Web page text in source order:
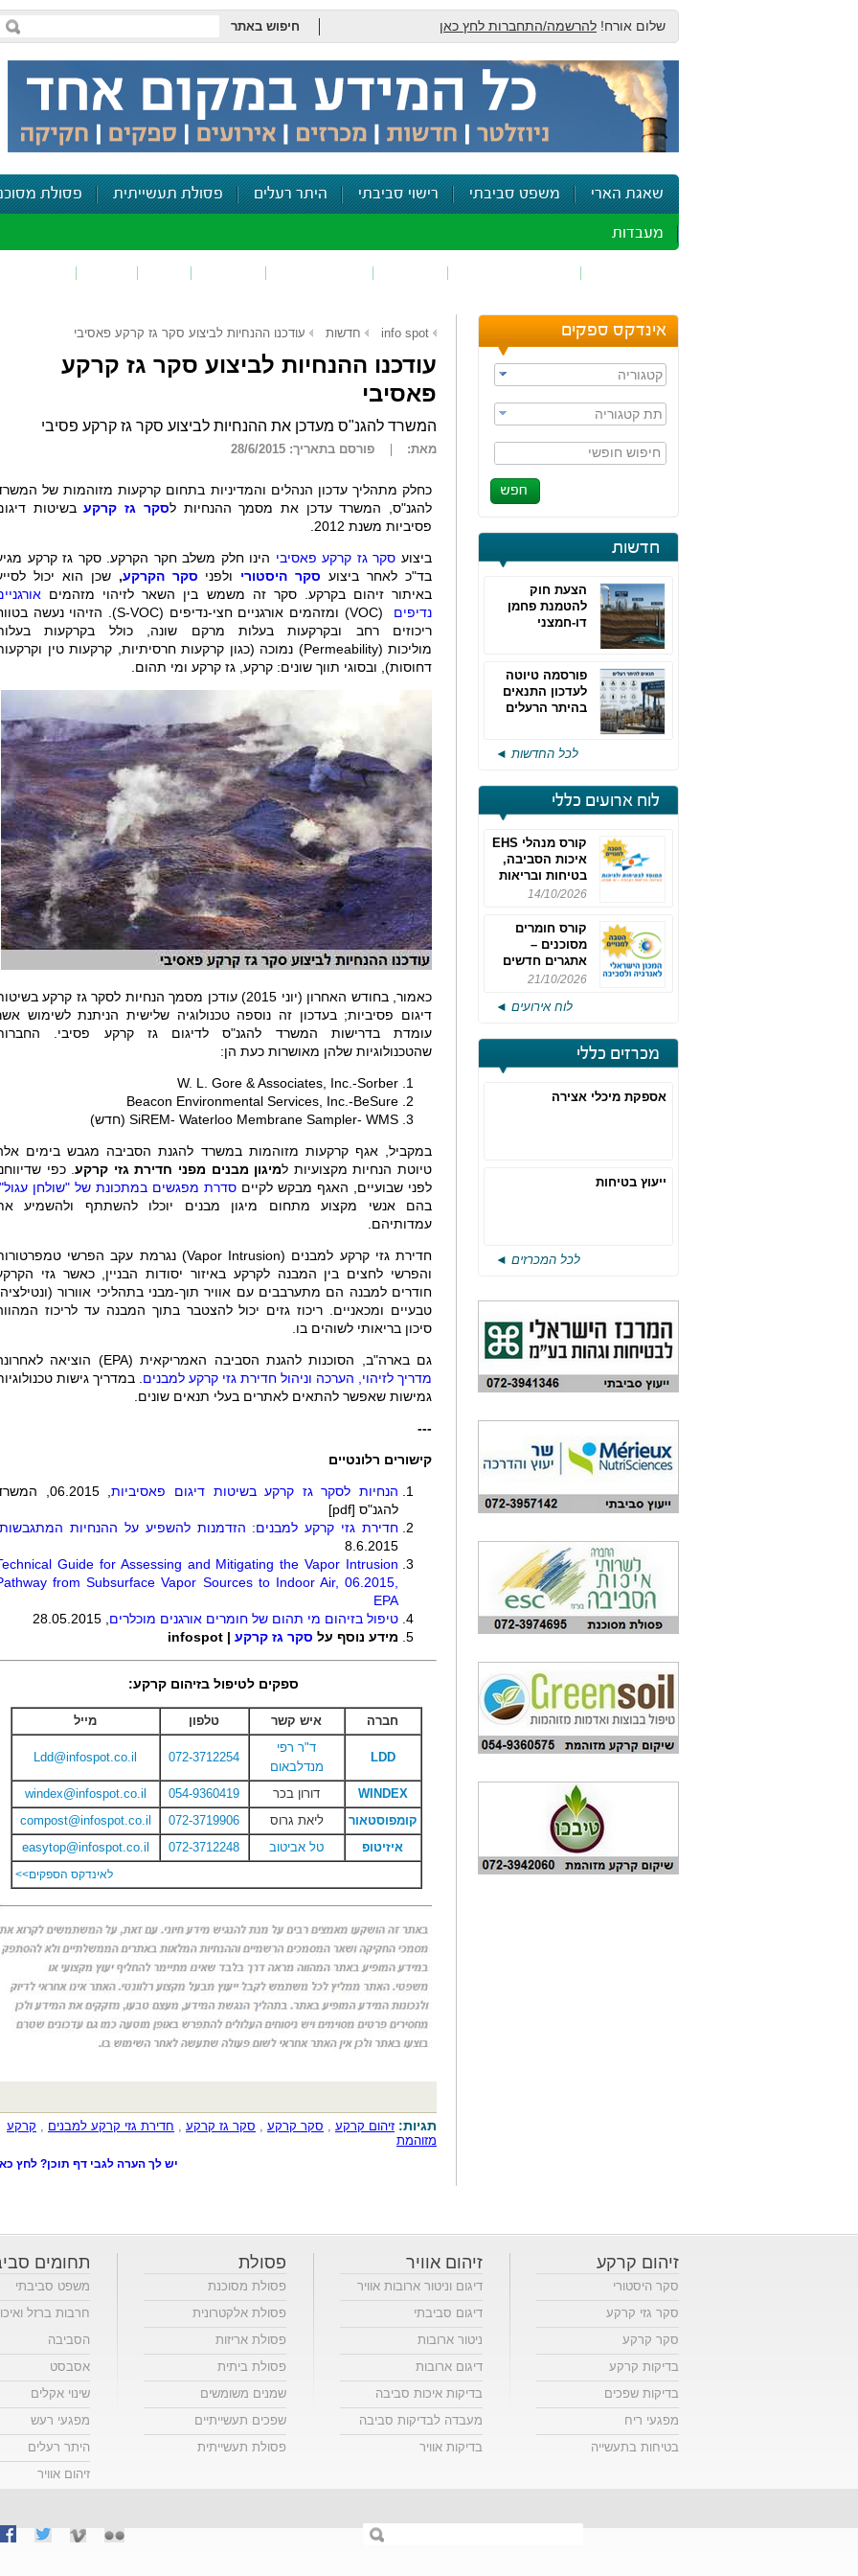
שלום אורח! להרשמה/התחברות לחץ כאן חיפוש באתר
שאגת הארי משפט סביבתי רישוי סביבתי היתר רעלים פסולת תעשייתית פסולת
מעבדות
אינדקס ספקים
קטגוריה
תת קטגוריה
חיפוש חופשי
חדשות
הצעת חוק
להטמנת פחמן
דו-חמצני
פורסמה טיוטה
לעדכון התנאים
בהיתר הרעלים
לכל החדשות ◄
לוח ארועים כללי
קורס מנהלי EHS
איכות הסביבה,
בטיחות ובריאות
תעסוקתית
14/10/2026
קורס חומרים
מסוכנים –
אתגרים חדשים
והערכות לחוק
מחזור 4
21/10/2026
לוח אירועים ◄
מכרזים כללי
אספקת מיכלי אצירה
ייעוץ בטיחות
לכל המכרזים ◄
info spot חדשות עודכנו ההנחיות לביצוע סקר גז קרקע פאסיבי
עודכנו ההנחיות לביצוע סקר גז קרקע
פאסיבי
המשרד להגנ"ס מעדכן את ההנחיות לביצוע סקר גז קרקע פסיבי
מאת: פורסם בתאריך: 28/6/2015
כחלק מתהליך עדכון הנהלים והמדיניות בתחום קרקעות מזוהמות של
להגנ"ס, המשרד עדכן את מסמך ההנחיות לסקר גז קרקעבשיטות
פסיביות משנת 2012.
ביצוע סקר גז קרקע פאסיבי הינו חלק משלב חקר הקרקע. סקר גז קרקע
בד"כ לאחר ביצוע סקר היסטורי ולפני סקר הקרקע, שכן הוא יכול
באיתור זיהום בקרקע. סקר זה משמש בין השאר לזיהוי מזהמים
נדיפים
(VOC) ומזהמים אורגניים חצי-נדיפים (S-VOC) . הזיהוי נעשה
ריכוזים רחב ובקרקעות בעלות מרקם שונה, כולל בקרקעות
מוליכות (Permeability) נמוכה (כגון קרקעות חרסיתיות, קרקעות טין
דחוסות), ובסוגי תווך שונים: קרקע, גז קרקע ומי תהום
כאמור, בחודש האחרון (יוני 2015) עודכן מסמך הנחיות לסקר גז קרקע
דיגום פסיביות; בעדכון זה נוספה טכנולוגיה שלישית הניתנת לשימוש
עומדת בדרישות המשרד להגנ"ס לדיגום גז קרקע פסיבי.
שהטכנולוגיות שלהן מאושרות כעת הן:
W. L. Gore & Associates, Inc.-Sorber
Beacon Environmental Services, Inc.-BeSure
SiREM- Waterloo Membrane Sampler- WMS ( חדש)
במקביל, אגף קרקעות מזוהמות במשרד להגנת הסביבה מגבש בימים
טיוטת הנחיות מקצועיות למיגון מבנים מפני חדירת גזי קרקע. כפי
לפני שבועיים, האגף מבקש לקיים סדרת מפגשים במתכונת של "שולחן עגול"
בהם אנשי מקצוע מתחום מיגון מבנים יוכלו להשתתף ולהשמיע
עמדותיהם
חדירת גזי קרקע למבנים (Vapor Intrusion) נגרמת עקב הפרשי
והפרשי לחצים בין המבנה לקרקע באיזור יסודות הבניין, כאשר גזי
חודרים למבנה הם מתערבבים עם אוויר תוך-מבני בתהליכי אוורור
טבעיים ומכאניים. ריכוז גזים יכול להצטבר בתוך המבנה עד לריכוז
סיכון בריאותי לשוהים בו
גם בארה"ב, הסוכנות להגנת הסביבה האמריקאית (EPA) הוציאה
מדריך לזיהוי, הערכה וניהול חדירת גזי קרקע למבנים . במדריך גישות
גמישות שאפשר להתאים לאתרים בעלי תנאים שונים.
---
קישורים רלונטיים
הנחיות לסקר גז קרקע בשיטות דיגום פאסיביות
, 06.2015,
להגנ"ס [pdf]
חדירת גזי קרקע למבנים: הזדמנות להשפיע על ההנחיות המתגבשות
8.6.2015
Guide for Assessing and Mitigating the Vapor Intrusion
from Subsurface Vapor Sources to Indoor Air, 06.2015,
EPA
טיפול בזיהום מי תהום של חומרים אורגנים מוכלרים
מידע נוסף על סקר גז קרקע | infospot
ספקים לטיפול בזיהום קרקע:
חברה איש קשר טלפון מייל
LDD
ד"ר רפי
מנדלבאום
072-3712254
Ldd@infospot.co.il
WINDEX דורון בכר 054-9360419
windex@infospot.co.il
קומפוסטאור
ליאת גרוס 072-3719906
compost@infospot.co.il
איזיטופ
טל אביטוב 072-3712248
easytop@infospot.co.il
לאינדקס הספקים>>
תגיות: זיהום קרקע , סקר קרקע , סקר גז קרקע , חדירת גזי קרקע למבנים , קרקע
מזוהמת
יש לך הערה לגבי דף תוכן? לחץ
זיהום קרקע
סקר היסטורי
סקר גזי קרקע
סקר קרקע
בדיקות קרקע
בדיקות שפכים
מפגעי ריח
בטיחות בתעשייה
זיהום אוויר
דיגום וניטור ארובות אוויר
דיגום סביבתי
ניטור ארובות
דיגום ארובות
בדיקות איכות סביבה
מעבדה לבדיקות סביבה
בדיקות אוויר
פסולת
פסולת מסוכנת
פסולת אלקטרונית
פסולת אריזות
פסולת ביתית
שמנים משומשים
שפכים תעשייתיים
פסולת תעשייתית
תחומים
משפט סביבתי
חרבות ברזל
הסביבה
אסבסט
שינוי אקלים
מפגעי רעש
היתר רעלים
זיהום אוויר